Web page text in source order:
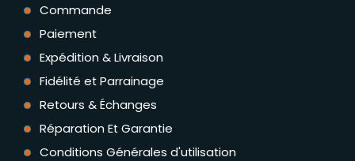
Commande
Paiement
Expédition & Livraison
Fidélité et Parrainage
Retours & Échanges
Réparation Et Garantie
Conditions Générales d'utilisation